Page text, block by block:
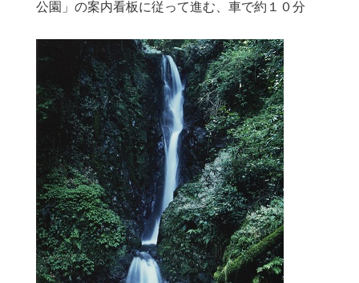
公園」の案内看板に従って進む、車で約１０分